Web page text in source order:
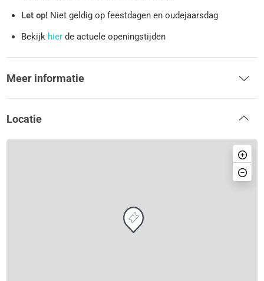
Let op! Niet geldig op feestdagen en oudejaarsdag
Bekijk hier de actuele openingstijden
Meer informatie
Locatie